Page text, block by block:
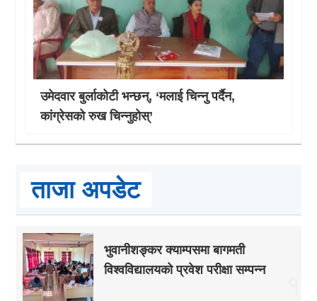
उमेदवार बुर्लाकोटी भन्छन्, ‘मलाई चिन्नु पर्दैन,
कांग्रेसको रुख चिन्नुहोस्’
ताजा अपडेट
भुवानीशङ्कर क्याम्पसमा बागमती
विश्वविद्यालयको प्रवेश परीक्षा सम्पन्न